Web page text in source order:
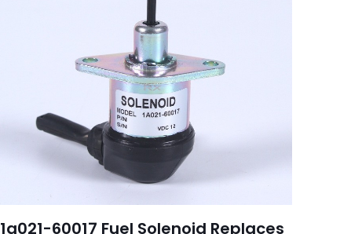
1a021-60017 Fuel Solenoid Replaces